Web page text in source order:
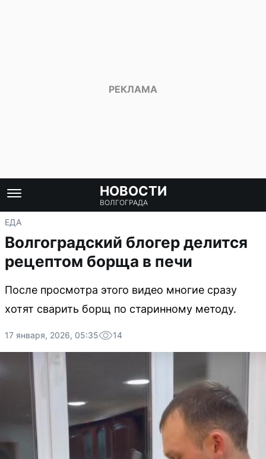
НОВОСТИ
ВОЛГОГРАДА
ЕДА
Волгоградский блогер делится
рецептом борща в печи
После просмотра этого видео многие сразу
хотят сварить борщ по старинному методу.
17 января, 2026, 05:35 14